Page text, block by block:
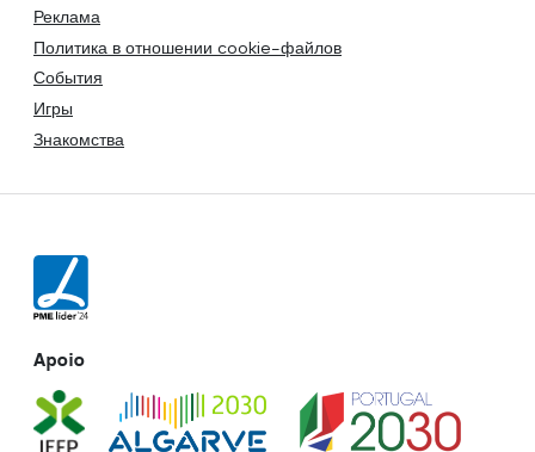
Реклама
Политика в отношении cookie-файлов
События
Игры
Знакомства
Apoio